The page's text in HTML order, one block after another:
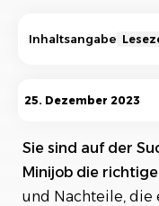
Inhaltsangabe
Einleitung:
Midijobs und
Beispiel
25. Dezember 2023
Sie sind auf der
Minijob die
und Nachteile, die